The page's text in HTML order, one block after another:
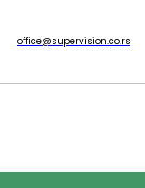
office@supervision.co.rs